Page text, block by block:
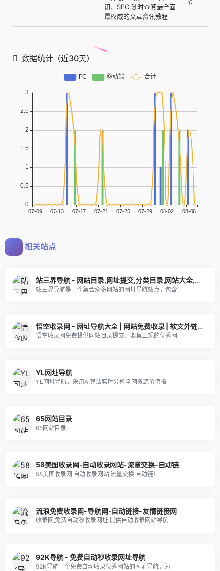
讯，SEO,随时查阅最全面
最权威的文章资讯教程
符
数据统计（近30天）
相关站点
站三界导航 - 网站目录,网址提交,分类目录,网站大全,名站导航之家
站三界导航是一个集合众多网站的网址导航站点，包含
悟空收录网 - 网址导航大全 | 网站免费收录 | 软文外链发布平台
悟空收录网免费提供网站目录提交、收集正规的优秀网
YL网址导航
YL网址导航，采用AI算法实时分析全网资源价值指
65网站目录
65网站目录
58美图收录网-自动收录网站-流量交换-自动链
58美图收录网,自动收录网站,流量交换,自动链！
流浪免费收录网-导航网-自动链接-友情链接网
收录网,免费自动秒收录网址,提供自动收录网站导航
92K导航 - 免费自动秒收录网址导航
92K导航一个免费自动收录优秀网站的网址导航，为